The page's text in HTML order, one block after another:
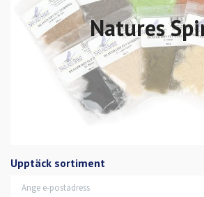
Natures
Upptäck sortiment